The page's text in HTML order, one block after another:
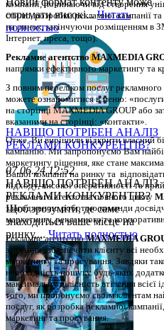
отримати високі...Читать
полностью
НАВІЩО ПОТРІБЕН АНАЛІЗ
РЕКЛАМИ КОНКУРЕНТІВ?
07.06.24 12:52
НАВІЩО ПОТРІБЕН АНАЛІЗ
РЕКЛАМИ КОНКУРЕНТІВ?
Щоб зрозуміти, де саме
знаходиться ваше місце на
ринку,... Читать полностью
компанії, починаючи від створення
стилю, розробки рекламної кампанії
на ринок, закінчуючи розміщенням в
Інтернет, преса, тощо).
Рекламне агентство MAXMEDIA
напрямки ефективного маркетингу та
З повним переліком послуг
можете ознайомитися в меню:
на сторінці MAXMEDIA GROUP або
вказаними на сторінці: «контакти».
Отже, Ви вирішили відкрити власний
кампанію. Ми запропонуємо Вам
маркетингу рішення, яке стане
Вашої компанії на ринку та
підходу, високої оперативності та
рекламного агентства повного циклу
злагодженою роботою команди
маркетингу, рекламного та
Рекламне агентство MAXMEDIA
завдання забезпечити клієнту всі
маркетингу та просування. Завдяки
необхідність пошуку будь-яких
максимальну цілісність втілення
того, ми пропонуємо своїм клієнтам
послуг, як розробка рекламної
маркетинг та просування.